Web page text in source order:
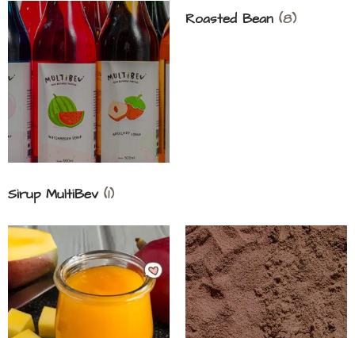
Sirup MultiBev (1)
Roasted Bean (8)